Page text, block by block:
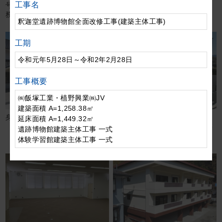
号館外壁改修他工事（一部債
務）
身延町西嶋和紙の里改修工事
工事名
釈迦堂遺跡博物館全面改修工事(建築主体工事)
工期
令和元年5月28日～令和2年2月28日
工事概要
㈱飯塚工業・植野興業㈱JV
建築面積 A=1,258.38㎡
延床面積 A=1,449.32㎡
遺跡博物館建築主体工事 一式
体験学習館建築主体工事 一式